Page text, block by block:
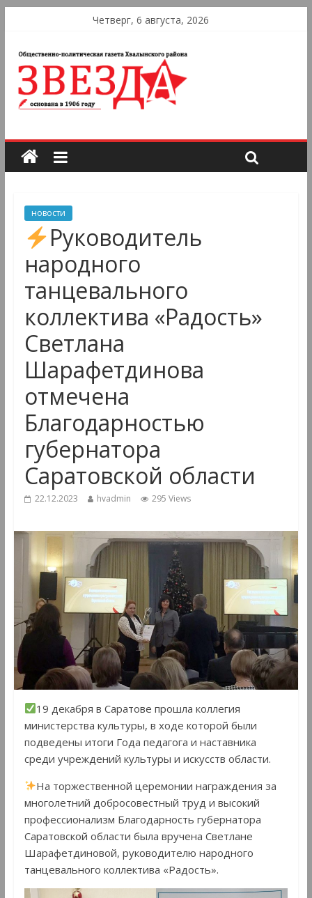
Четверг, 6 августа, 2026
новости
Руководитель
народного
танцевального
коллектива «Радость»
Светлана
Шарафетдинова
отмечена
Благодарностью
губернатора
Саратовской области
22.12.2023 hvadmin 295 Views
19 декабря в Саратове прошла коллегия
министерства культуры, в ходе которой были
подведены итоги Года педагога и наставника
среди учреждений культуры и искусств области.
На торжественной церемонии награждения за
многолетний добросовестный труд и высокий
профессионализм Благодарность губернатора
Саратовской области была вручена Светлане
Шарафетдиновой, руководителю народного
танцевального коллектива «Радость».